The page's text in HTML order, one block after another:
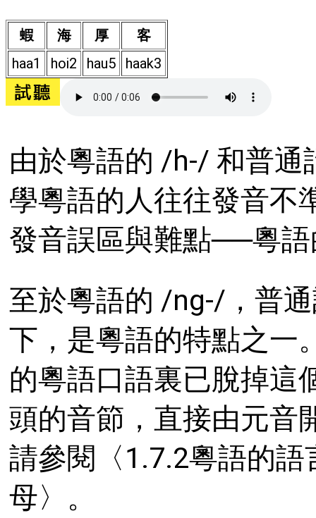
蝦 海 厚
客
haa1
hoi2 hau5 haak3
由於粵語的 /h-/ 和普通
學粵語的人往往發音不
發音誤區與難點──粵
至於粵語的 /ng-/，普
下，是粵語的特點之一
的粵語口語裏已脫掉這
頭的音節，直接由元音
請參閱〈1.7.2粵語的
母〉。